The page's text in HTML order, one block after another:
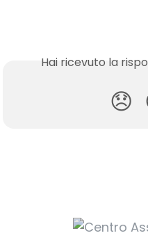
Hai ricevuto la
😞